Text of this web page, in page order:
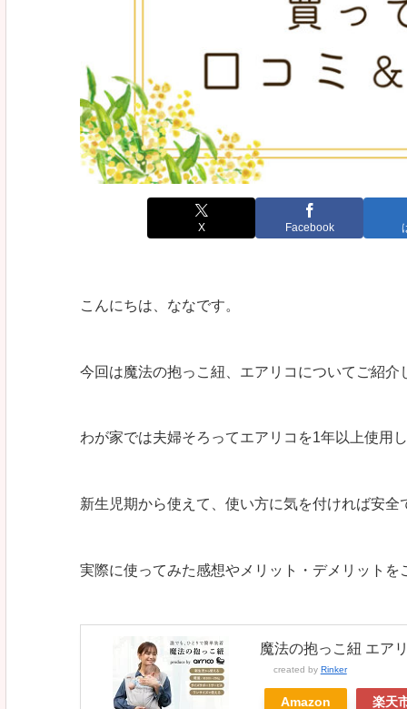
X Facebook
こんにちは、ななです。
今回は魔法の抱っこ紐、エアリコについてご紹介
わが家では夫婦そろってエアリコを1年以上使用
新生児期から使えて、使い方に気を付ければ安全
実際に使ってみた感想やメリット・デメリット
魔法の抱っこ紐 エア
created by Rinker
Amazon 楽天